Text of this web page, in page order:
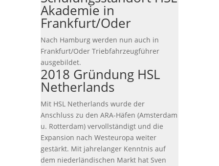
Akademie in
Frankfurt/Oder
Nach Hamburg werden nun auch in
Frankfurt/Oder Triebfahrzeugführer
ausgebildet.
2018 Gründung HSL
Netherlands
Mit HSL Netherlands wurde der
Anschluss zu den ARA-Häfen (Amsterdam
u. Rotterdam) vervollständigt und die
Expansion nach Westeuropa weiter
gestärkt. Mit jahrelanger Kenntnis auf
dem niederländischen Markt hat Sven